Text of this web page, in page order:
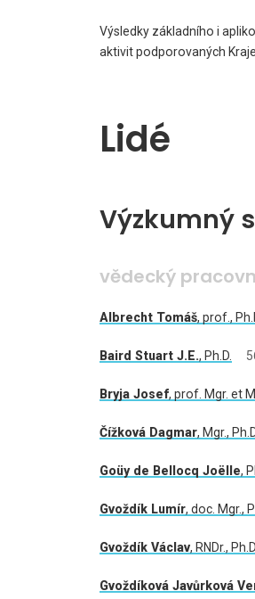
Výsledky základního i
aktivit podporovaných
Lidé
Výzkumný
vědecký
Albrecht Tomáš, prof.,
Baird Stuart J.E., Ph.D.
Bryja Josef, prof. Mgr. et
Čížková Dagmar, Mgr.,
Goüy de Bellocq Joëlle,
Gvoždík Lumír, doc. Mgr.,
Gvoždík Václav, RNDr., Ph.D.
Gvoždíková Javůrková